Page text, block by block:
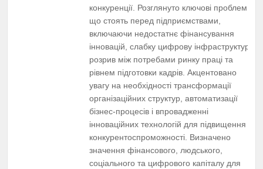
конкуренції. Розглянуто ключові проблеми,
що стоять перед підприємствами,
включаючи недостатнє фінансування
інновацій, слабку цифрову інфраструктуру,
розрив між потребами ринку праці та
рівнем підготовки кадрів. Акцентовано
увагу на необхідності трансформації
організаційних структур, автоматизації
бізнес-процесів і впровадженні
інноваційних технологій для підвищення
конкурентоспроможності. Визначено
значення фінансового, людського,
соціального та цифрового капіталу для